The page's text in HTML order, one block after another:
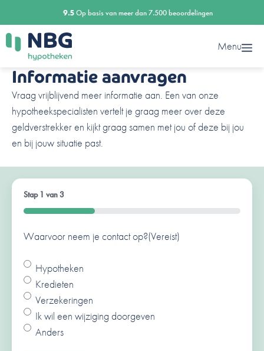
naar
de
inhoud
9.5Op basis van meer dan 7.500 beoordelingen
Menu
Informatie aanvragen
Vraag vrijblijvend meer informatie aan. Een van onze
hypotheekspecialisten vertelt je graag meer over deze
geldverstrekker en kijkt graag samen met jou of deze bij jou
en bij jouw situatie past.
Stap 1 van3
33%
Waarvoor neem je contact op?(Vereist)
Hypotheken
Kredieten
Verzekeringen
Ik wil een wijziging doorgeven
Anders
Ben je al een klant van ons?(Vereist)
Ja
Nee
Naam(Vereist)
Voornaam